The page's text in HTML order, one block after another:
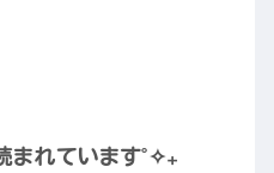
まれています˚✧₊